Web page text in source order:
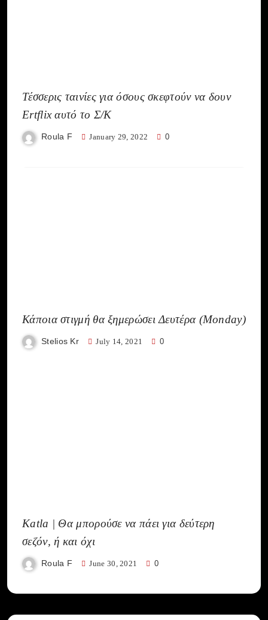
Τέσσερις ταινίες για όσους σκεφτούν να δουν
Ertflix αυτό το Σ/Κ
Roula F January 29, 2022 0
Κάποια στιγμή θα ξημερώσει Δευτέρα (Monday)
Stelios Kr July 14, 2021 0
Katla | Θα μπορούσε να πάει για δεύτερη
σεζόν, ή και όχι
Roula F June 30, 2021 0